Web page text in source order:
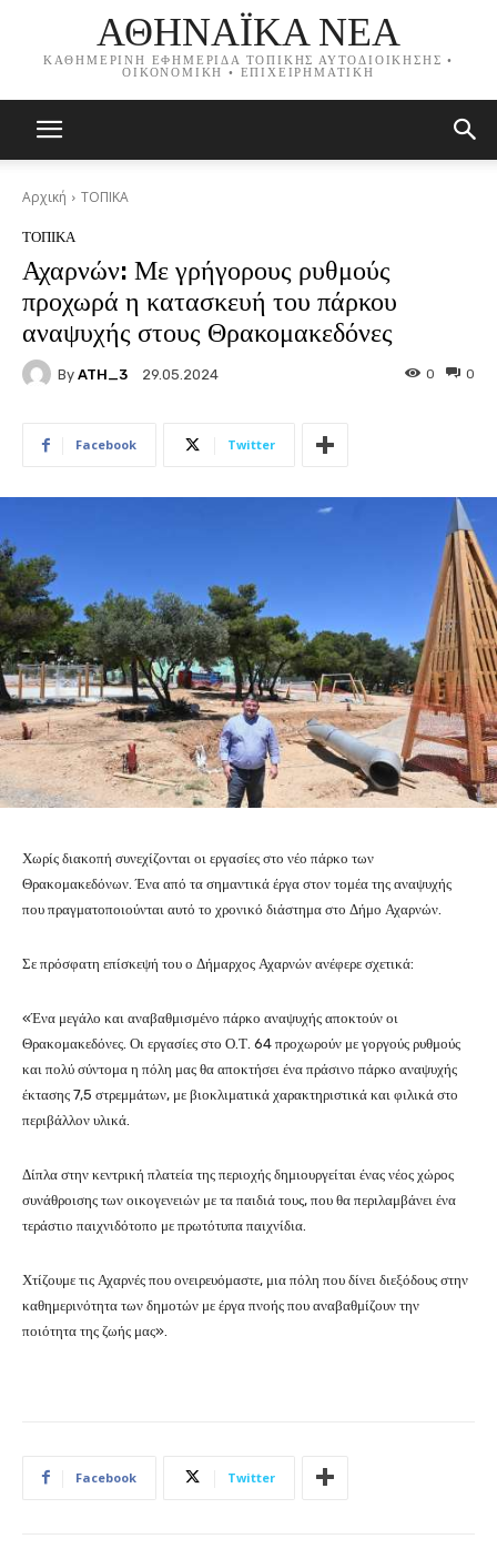
ΑΘΗΝΑΪΚΑ ΝΕΑ
ΚΑΘΗΜΕΡΙΝΗ ΕΦΗΜΕΡΙΔΑ ΤΟΠΙΚΗΣ ΑΥΤΟΔΙΟΙΚΗΣΗΣ •
ΟΙΚΟΝΟΜΙΚΗ • ΕΠΙΧΕΙΡΗΜΑΤΙΚΗ
Αρχική ΤΟΠΙΚΑ
ΤΟΠΙΚΑ
Αχαρνών: Με γρήγορους ρυθμούς
προχωρά η κατασκευή του πάρκου
αναψυχής στους Θρακομακεδόνες
By ATH_3 29.05.2024 0
0
Facebook Twitter
Χωρίς διακοπή συνεχίζονται οι εργασίες στο νέο πάρκο των
Θρακομακεδόνων. Ένα από τα σημαντικά έργα στον τομέα της αναψυχής
που πραγματοποιούνται αυτό το χρονικό διάστημα στο Δήμο Αχαρνών.
Σε πρόσφατη επίσκεψή του ο Δήμαρχος Αχαρνών ανέφερε σχετικά:
«Ένα μεγάλο και αναβαθμισμένο πάρκο αναψυχής αποκτούν οι
Θρακομακεδόνες. Οι εργασίες στο Ο.Τ. 64 προχωρούν με γοργούς ρυθμούς
και πολύ σύντομα η πόλη μας θα αποκτήσει ένα πράσινο πάρκο αναψυχής
έκτασης 7,5 στρεμμάτων, με βιοκλιματικά χαρακτηριστικά και φιλικά στο
περιβάλλον υλικά.
Δίπλα στην κεντρική πλατεία της περιοχής δημιουργείται ένας νέος χώρος
συνάθροισης των οικογενειών με τα παιδιά τους, που θα περιλαμβάνει ένα
τεράστιο παιχνιδότοπο με πρωτότυπα παιχνίδια.
Χτίζουμε τις Αχαρνές που ονειρευόμαστε, μια πόλη που δίνει διεξόδους στην
καθημερινότητα των δημοτών με έργα πνοής που αναβαθμίζουν την
ποιότητα της ζωής μας».
Facebook Twitter